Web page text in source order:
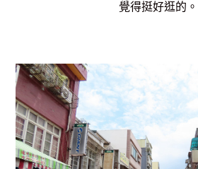
覺得挺好逛的。